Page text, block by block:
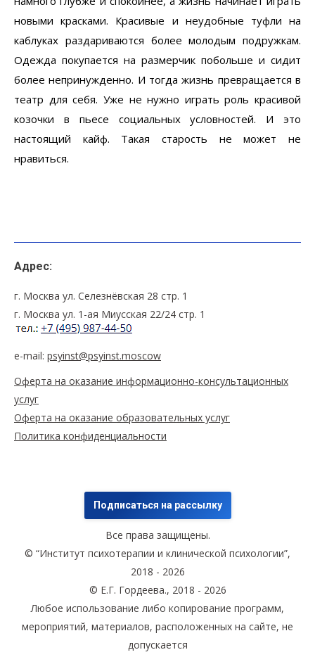
новыми красками. Красивые и неудобные туфли на
каблуках раздариваются более молодым подружкам.
Одежда покупается на размерчик побольше и сидит
более непринужденно. И тогда жизнь превращается в
театр для себя. Уже не нужно играть роль красивой
козочки в пьесе социальных условностей. И это
настоящий кайф. Такая старость не может не
нравиться.
Адрес:
г. Москва ул. Селезнёвская 28 стр. 1
г. Москва ул. 1-ая Миусская 22/24 стр. 1
e-mail: psyinst@psyinst.moscow
Оферта на оказание информационно-консультационных
услуг
Оферта на оказание образовательных услуг
Политика конфиденциальности
Подписаться на рассылку
Все права защищены.
© “Институт психотерапии и клинической психологии”,
2018 - 2026
© Е.Г. Гордеева., 2018 - 2026
Любое использование либо копирование программ,
мероприятий, материалов, расположенных на сайте, не
допускается